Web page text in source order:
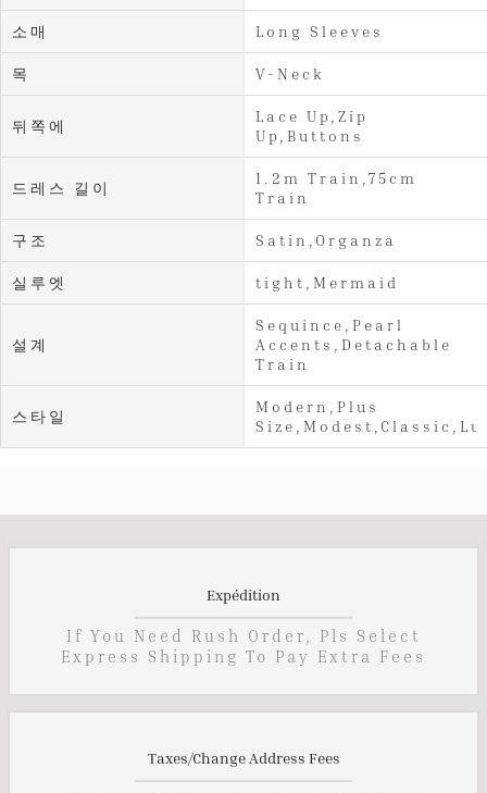
소매 Long Sleeves
목 V-Neck
뒤쪽에
Lace Up,Zip
Up,Buttons
드레스 길이
1.2m Train,75cm
Train
구조 Satin,Organza
실루엣 tight,Mermaid
설계
Sequince,Pearl
Accents,Detachable
Train
스타일
Modern,Plus
Expédition
If You Need Rush Order, Pls Select
Express Shipping To Pay Extra Fees
Taxes/Change Address Fees